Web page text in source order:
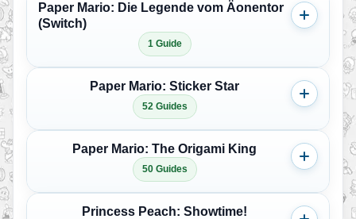
Paper Mario: Die Legende vom Äonentor
(Switch)
1 Guide
Paper Mario: Sticker Star
52 Guides
Paper Mario: The Origami King
50 Guides
Princess Peach: Showtime!